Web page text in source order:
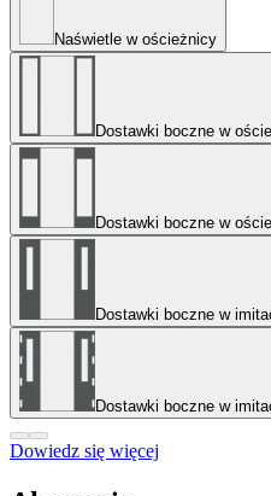
Naświetle w ościeżnicy
Dostawki boczne w
Dostawki boczne w
Dostawki boczne w
Dostawki boczne w
Dowiedz się więcej